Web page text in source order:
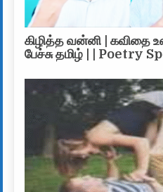
கிழித்த வன்னி | கவிதை
பேச்சு தமிழ் | | Poetry